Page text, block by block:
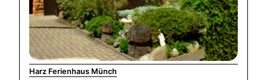
Harz Ferienhaus Münch